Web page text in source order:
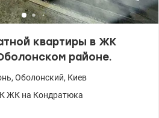
квартиры в ЖК
районе.
, Оболонский, Киев
ЖК на Кондратюка